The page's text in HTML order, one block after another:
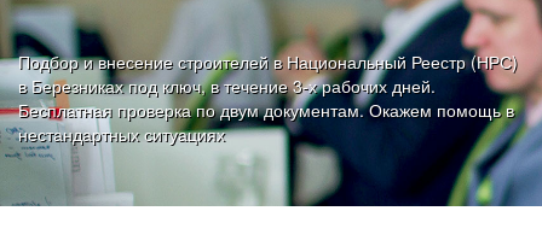
Подбор и внесение строителей в Национальный Реестр (НРС)
в Березниках под ключ, в течение 3-х рабочих дней.
Бесплатная проверка по двум документам. Окажем помощь в
нестандартных ситуациях